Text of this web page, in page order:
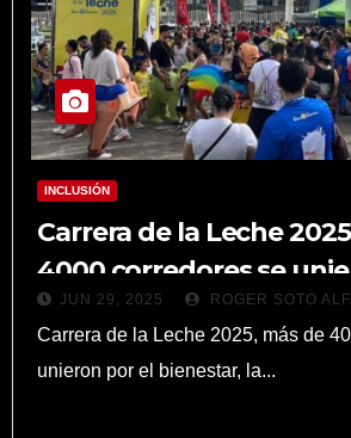
INCLUSIÓN
Carrera de la Leche
4000 corredores se
bienestar, la salud y la
JUN 29, 2025 ROGER SOTO
Carrera de la Leche 2025, más de
unieron por el bienestar, la...